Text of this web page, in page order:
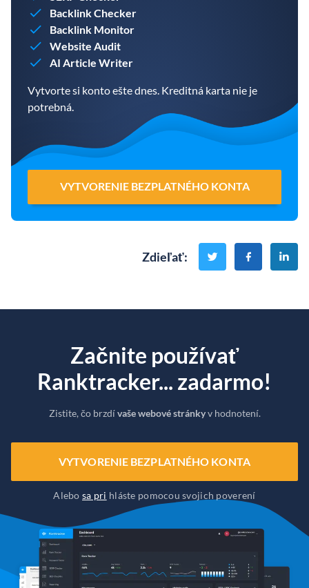
Backlink Checker
Backlink Monitor
Website Audit
AI Article Writer
Vytvorte si konto ešte dnes. Kreditná karta nie je
potrebná.
VYTVORENIE BEZPLATNÉHO KONTA
Zdieľať:
Začnite používať
Ranktracker... zadarmo!
Zistite, čo brzdívaše webové stránkyv hodnotení.
VYTVORENIE BEZPLATNÉHO KONTA
Alebosa pri hláste pomocou svojich poverení